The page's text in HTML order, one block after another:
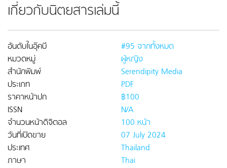
เกี่ยวกับนิตยสารเล่มนี้
อันดับในอุ๊คบี
#95 จากทั้งหมด
หมวดหมู่
ผู้หญิง
สำนักพิมพ์
Serendipity Media
ประเภท
PDF
ราคาหน้าปก
฿100
ISSN
N/A
จำนวนหน้าดิจิตอล
100 หน้า
วันที่เปิดขาย
07 July 2024
ประเทศ
Thailand
ภาษา
Thai